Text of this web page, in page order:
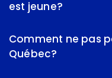
est jeune?
Comment ne pas
Québec?